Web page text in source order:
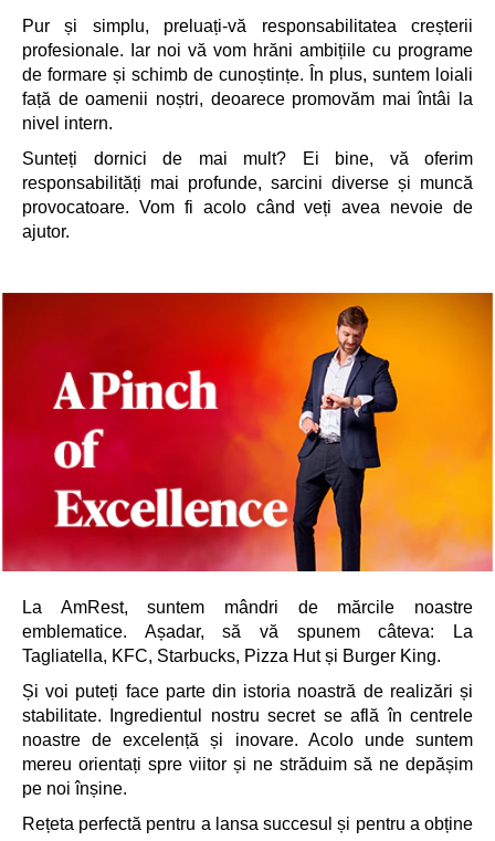
Pur și simplu, preluați-vă responsabilitatea creșterii
profesionale. Iar noi vă vom hrăni ambițiile cu programe
de formare și schimb de cunoștințe. În plus, suntem loiali
față de oamenii noștri, deoarece promovăm mai întâi la
nivel intern.
Sunteți dornici de mai mult? Ei bine, vă oferim
responsabilități mai profunde, sarcini diverse și muncă
provocatoare. Vom fi acolo când veți avea nevoie de
ajutor.
La AmRest, suntem mândri de mărcile noastre
emblematice. Așadar, să vă spunem câteva: La
Tagliatella, KFC, Starbucks, Pizza Hut și Burger King.
Și voi puteți face parte din istoria noastră de realizări și
stabilitate. Ingredientul nostru secret se află în centrele
noastre de excelență și inovare. Acolo unde suntem
mereu orientați spre viitor și ne străduim să ne depășim
pe noi înșine.
Rețeta perfectă pentru a lansa succesul și pentru a obține